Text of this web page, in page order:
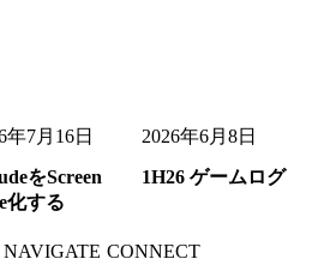
年7月16日
をScreen
化する
2026年6月8日
1H26 ゲームログ
NAVIGATE CONNECT